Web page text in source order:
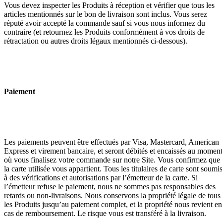
Vous devez inspecter les Produits à réception et vérifier que tous les
articles mentionnés sur le bon de livraison sont inclus. Vous serez
réputé avoir accepté la commande sauf si vous nous informez du
contraire (et retournez les Produits conformément à vos droits de
rétractation ou autres droits légaux mentionnés ci-dessous).
Paiement
Les paiements peuvent être effectués par Visa, Mastercard, American
Express et virement bancaire, et seront débités et encaissés au moment
où vous finalisez votre commande sur notre Site. Vous confirmez que
la carte utilisée vous appartient. Tous les titulaires de carte sont soumis
à des vérifications et autorisations par l’émetteur de la carte. Si
l’émetteur refuse le paiement, nous ne sommes pas responsables des
retards ou non-livraisons. Nous conservons la propriété légale de tous
les Produits jusqu’au paiement complet, et la propriété nous revient en
cas de remboursement. Le risque vous est transféré à la livraison.